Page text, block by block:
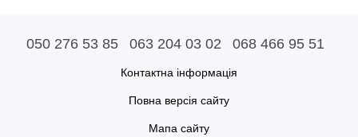
050 276 53 85 063 204 03 02 068 466 95 51
Контактна інформація
Повна версія сайту
Мапа сайту